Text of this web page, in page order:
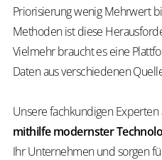
Priorisierung wenig Mehrwert
Methoden ist diese
Vielmehr braucht es eine
Daten aus verschiedenen
Unsere fachkundigen
mithilfe modernster
Ihr Unternehmen und sorgen